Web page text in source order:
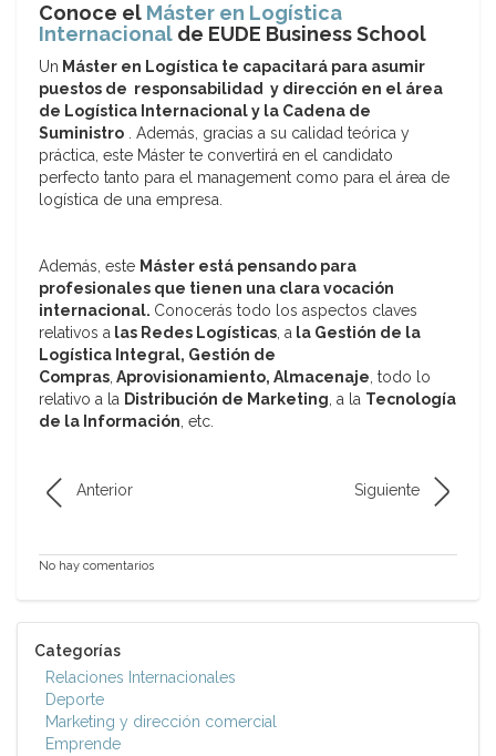
Conoce el Máster en Logística
Internacional de EUDE Business School
Un Máster en Logística te capacitará para asumir
puestos de responsabilidad y dirección en el área
de Logística Internacional y la Cadena de
Suministro . Además, gracias a su calidad teórica y
práctica, este Máster te convertirá en el candidato
perfecto tanto para el management como para el área de
logística de una empresa.
Además, este Máster está pensando para
profesionales que tienen una clara vocación
internacional. Conocerás todo los aspectos claves
relativos a las Redes Logísticas, a la Gestión de la
Logística Integral, Gestión de
Compras, Aprovisionamiento, Almacenaje, todo lo
relativo a la Distribución de Marketing, a la Tecnología
de la Información, etc.
Anterior Siguiente
No hay comentarios
Categorías
Relaciones Internacionales
Deporte
Marketing y dirección comercial
Emprende